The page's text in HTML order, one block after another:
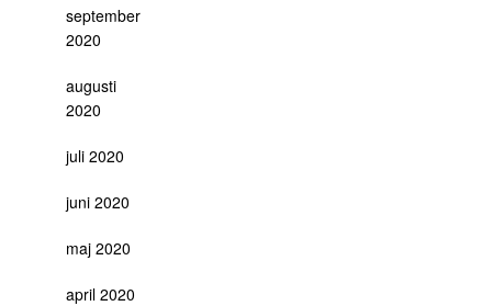
september
2020
augusti
2020
juli 2020
juni 2020
maj 2020
april 2020